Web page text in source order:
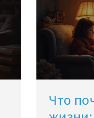
полезно
забудем
только
короткие
Что